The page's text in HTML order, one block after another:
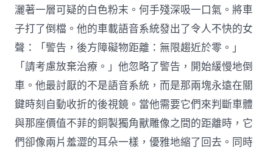
灑著一層可疑的白色粉末。何手殘深吸一口氣。將車
子打了倒檔。他的車載語音系統發出了令人不快的女
聲：「警告，後方障礙物距離：無限趨近於零。」
「請考慮放棄治療。」他忽略了警告，開始緩慢地倒
車。他最討厭的不是語音系統，而是那兩塊永遠在關
鍵時刻自動收折的後視鏡。當他需要它們來判斷車體
與那座價值不菲的銅製獨角獸雕像之間的距離時，它
們卻像兩片羞澀的耳朵一樣，優雅地縮了回去。同時